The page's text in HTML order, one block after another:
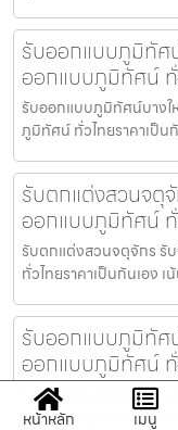
รับออกแบบภูมิทัศ
ออกแบบภูมิทัศน์ ทั่
รับออกแบบภูมิทัศน์บาง
ภูมิทัศน์ ทั่วไทยราคาเป็น
รับตกแต่งสวนจตุ
ออกแบบภูมิทัศน์ ทั่
รับตกแต่งสวนจตุจักร
ทั่วไทยราคาเป็นกันเอง
รับออกแบบภูมิทั
ออกแบบภูมิทัศน์ ทั่
รับออกแบบภูมิทัศน์ธัญ
ทัศน์ ทั่วไทยราคาเป็นกัน
หน้าหลัก เมนู